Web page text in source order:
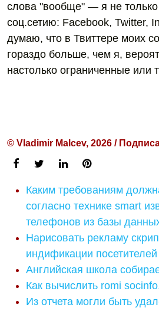
слова "вообще" — я не только
соц.сетию: Facebook, Twitter,
думаю, что в Твиттере моих
гораздо больше, чем я,
настолько ограниченные или
© Vladimir Malcev, 2026 /
Каким требованиям
согласно технике smart
телефонов из базы
Нарисовать рекламу
индификации посетителей
Английская школа
Как вычислить romi
Из отчета могли быть